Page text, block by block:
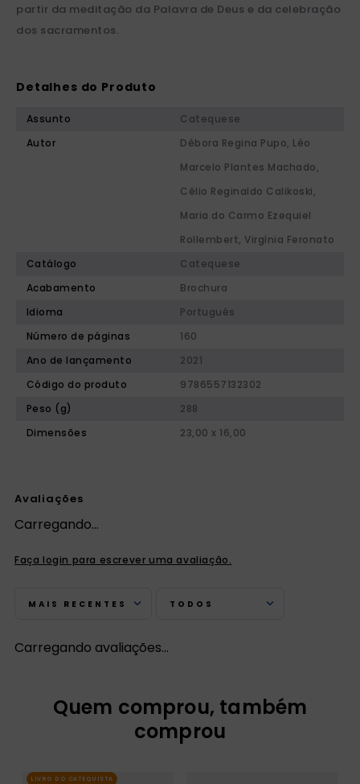
partir da meditação da Palavra de Deus e da celebração
dos sacramentos.
Detalhes do Produto
Assunto
Catequese
Autor
Débora Regina Pupo, Léo
Marcelo Plantes Machado,
Célio Reginaldo Calikoski,
Maria do Carmo Ezequiel
Rollembert, Virgínia Feronato
Catálogo
Catequese
Acabamento
Brochura
Idioma
Português
Número de páginas
160
Ano de lançamento
2021
Código do produto
9786557132302
Peso (g)
288
Dimensões
23,00 x 16,00
Avaliações
Carregando…
Faça login para escrever uma avaliação.
MAIS RECENTES TODOS
Carregando avaliações…
Quem comprou, também
comprou
LIVRO DO CATEQUISTA